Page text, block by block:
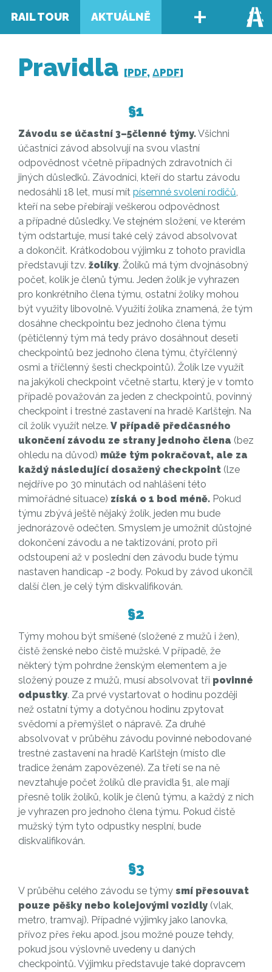
RAIL TOUR AKTUÁLNĚ +
Pravidla [PDF, ΔPDF]
§1
Závodu se účastní 3–5členné týmy.Všichni
účastníci závod absolvují na svou vlastní
odpovědnost včetně případných zdravotních či
jiných důsledků. Závodníci, kteří do startu závodu
nedosáhli 18 let, musí mít písemné svolení rodičů,
kteří na sebe přebírají veškerou odpovědnost
a případné důsledky. Ve stejném složení, ve kterém
tým odstartuje, musí také celý závod absolvovat
a dokončit. Krátkodobou výjimku z tohoto pravidla
představují tzv. žolíky. Žolíků má tým dvojnásobný
počet, kolik je členů týmu. Jeden žolík je vyhrazen
pro konkrétního člena týmu, ostatní žolíky mohou
být využity libovolně. Využití žolíka znamená, že tým
dosáhne checkpointu bez jednoho člena týmu
(pětičlenný tým má tedy právo dosáhnout deseti
checkpointů bez jednoho člena týmu, čtyřčlenný
osmi a tříčlenný šesti checkpointů). Žolík lze využít
na jakýkoli checkpoint včetně startu, který je v tomto
případě považován za jeden z checkpointů, povinný
checkpoint i trestné zastavení na hradě Karlštejn. Na
cíl žolík využít nelze. V případě předčasného
ukončení závodu ze strany jednoho člena (bez
ohledu na důvod) může tým pokračovat, ale za
každý následující dosažený checkpoint (lze
nejdříve po 30 minutách od nahlášení této
mimořádné situace) získá o 1 bod méně. Pokud
týmu zbývá ještě nějaký žolík, jeden mu bude
jednorázově odečten. Smyslem je umožnit důstojné
dokončení závodu a ne taktizování, proto při
odstoupení až v poslední den závodu bude týmu
nastaven handicap -2 body. Pokud by závod ukončil
další člen, je celý tým diskvalifikován.
§2
Týmy mohou být smíšené (složené z mužů i žen),
čistě ženské nebo čistě mužské. V případě, že
některý tým pohrdne ženským elementem a je
složený pouze z mužů, musí absolvovat tři povinné
odpustky. Za prvé vystartovat o hodinu později
než ostatní týmy a dotyčnou hodinu zpytovat
svědomí a přemýšlet o nápravě. Za druhé
absolvovat v průběhu závodu povinné nebodované
trestné zastavení na hradě Karlštejn (místo dle
tradice ženám zapovězené). Za třetí se na ně
nevztahuje počet žolíků dle pravidla §1, ale mají
přesně tolik žolíků, kolik je členů týmu, a každý z nich
je vyhrazen pro jednoho člena týmu. Pokud čistě
mužský tým tyto odpustky nesplní, bude
diskvalifikován.
§3
V průběhu celého závodu se týmy smí přesouvat
pouze pěšky nebo kolejovými vozidly (vlak,
metro, tramvaj). Případné výjimky jako lanovka,
přívoz přes řeku apod. jsou možné pouze tehdy,
pokud jsou výslovně uvedeny u daných
checkpointů. Výjimku představuje také dopravcem